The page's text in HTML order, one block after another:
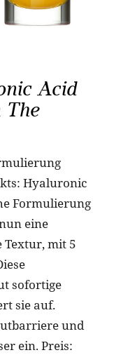
Acid
The
Hyaluronic
Formulierung
eine
Textur, mit 5
sofortige
sie auf.
und
ein. Preis: